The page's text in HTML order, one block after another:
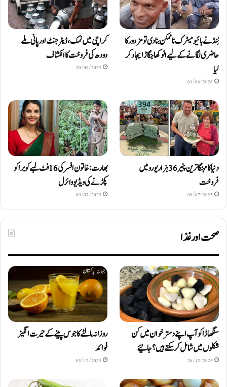
ٹِنڈ نے بائیومیٹرک ناممکن بنا دی تو مزدور کا
حاضری لگانے کے لیے انوکھا جگاڑ ایجاد کر
لیا
01/06/2026
کراچی میں نمک، ڈیٹرجنٹ اور پانی ملے
دودھ کی فروخت کا انکشاف
30/09/2025
دنیا کا مہنگا ترین پنیر 36 ہزار یورو میں
فروخت
09/07/2025
بھارت: خاتون افسر کی 16 فٹ لمبے کوبرا کو
پکڑنے کی ویڈیو وائرل
09/07/2025
صحت اور غذا
سنگھاڑا کو آپ اپنے دستر خوان میں کن
شکلوں میں شامل کرسکتے ہیں ؟ جانیئے
26/12/2025
روزانہ مالٹے کا جوس پینے کے حیرت انگیز
فوائد
05/12/2025